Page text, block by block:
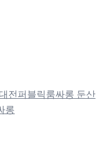
전퍼블릭룸싸롱 둔산
롱